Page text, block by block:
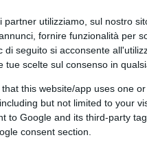
partner utilizziamo, sul nostro
fornire funzionalità per
di seguito si acconsente
tue scelte sul consenso in
that this website/app uses one
but not limited to your
to Google and its third-party
consent section.
del capitalismo
socialista e ora
su Truth Social
non fosse sulla
hanno